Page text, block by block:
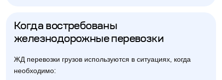
Когда востребованы
железнодорожные перевозки
ЖД перевозки грузов используются в ситуациях, когда
необходимо: